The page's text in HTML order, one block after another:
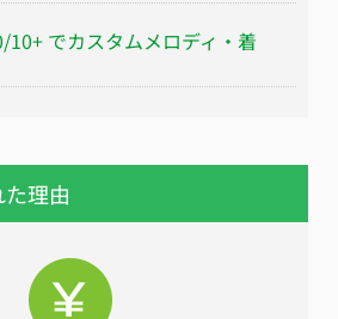
でカスタムメロディ・着
理由